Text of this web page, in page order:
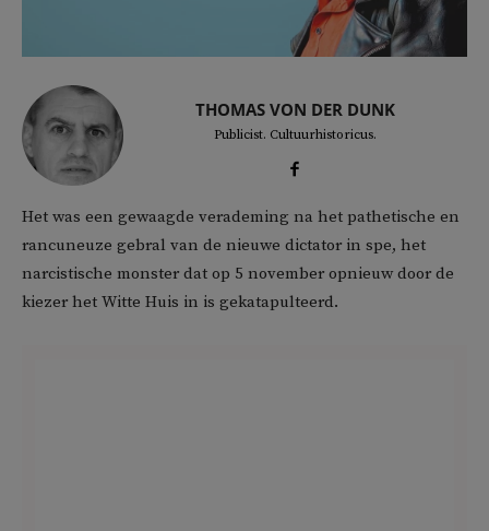
THOMAS VON DER DUNK
Publicist. Cultuurhistoricus.
Het was een gewaagde verademing na het pathetische en
rancuneuze gebral van de nieuwe dictator in spe, het
narcistische monster dat op 5 november opnieuw door de
kiezer het Witte Huis in is gekatapulteerd.